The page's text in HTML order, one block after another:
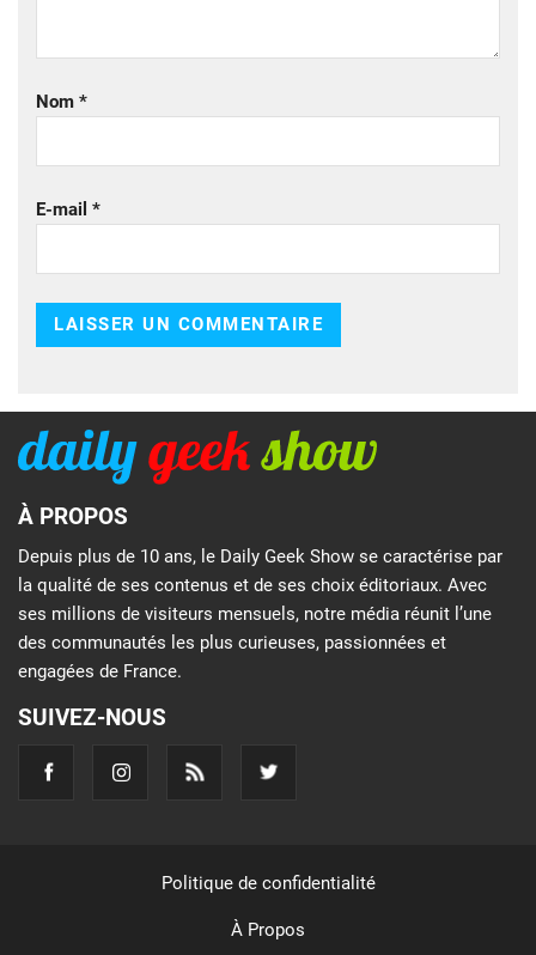
Nom *
E-mail *
À PROPOS
Depuis plus de 10 ans, le Daily Geek Show se caractérise par
la qualité de ses contenus et de ses choix éditoriaux. Avec
ses millions de visiteurs mensuels, notre média réunit l’une
des communautés les plus curieuses, passionnées et
engagées de France.
SUIVEZ-NOUS
Politique de confidentialité
À Propos